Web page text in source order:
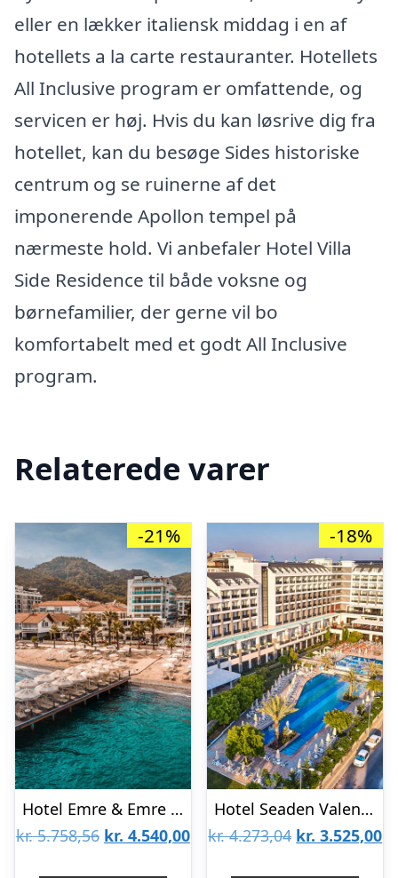
eller en lækker italiensk middag i en af
hotellets a la carte restauranter. Hotellets
All Inclusive program er omfattende, og
servicen er høj. Hvis du kan løsrive dig fra
hotellet, kan du besøge Sides historiske
centrum og se ruinerne af det
imponerende Apollon tempel på
nærmeste hold. Vi anbefaler Hotel Villa
Side Residence til både voksne og
børnefamilier, der gerne vil bo
komfortabelt med et godt All Inclusive
program.
Relaterede varer
-21%
Hotel Emre & Emre Beach
kr.5.758,56 Den
kr. 4.540,00Den
-18%
Hotel Seaden Valentine Resort & Spa – voksenhotel
kr.4.273,04 Den
kr. 3.525,00